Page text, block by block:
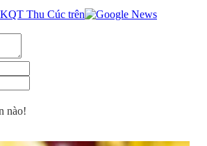
Thu Cúc trên
nào!